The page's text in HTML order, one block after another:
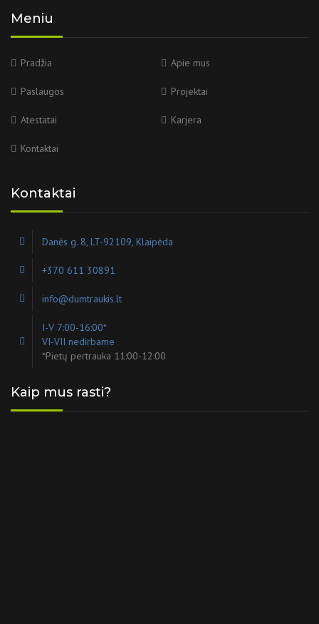
Meniu
Pradžia Apie mus
Paslaugos Projektai
Atestatai Karjera
Kontaktai
Kontaktai
Danės g. 8, LT-92109, Klaipėda
+370 611 30891
info@dumtraukis.lt
I-V 7:00-16:00*
VI-VII nedirbame
*Pietų pertrauka 11:00-12:00
Kaip mus rasti?